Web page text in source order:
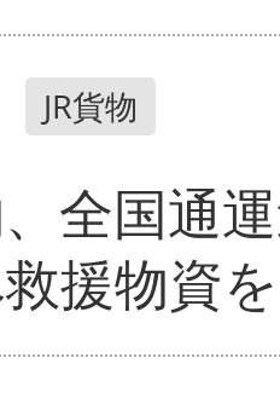
JR貨物
、全国通
援物資